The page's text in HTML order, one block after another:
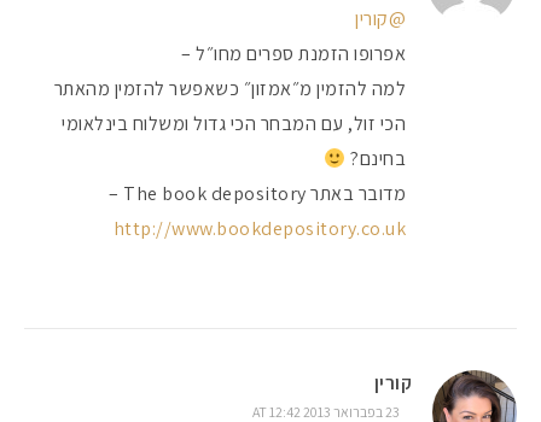
@קורין
אפרופו הזמנת ספרים מחו״ל –
למה להזמין מ״אמזון״ כשאפשר להזמין מהאתר
הכי זול, עם המבחר הכי גדול ומשלוח בינלאומי
בחינם?
מדובר באתר The book depository –
http://www.bookdepository.co.uk
קורין
23 בפברואר 2013 AT 12:42